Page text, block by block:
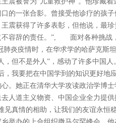
的一张合影。曾接受他诊疗的孩
震获得了许多表彰，但他说，最
不容辞的责任。”, 面对各种挑战
疫情时，在华求学的哈萨克斯
，但不是外人”，感动了许多中国
，我要把在中国学到的知识更好
。她正在清华大学攻读政治学博
人道主义物资、中国企业全力提
见真情的相助，让我们的友谊永